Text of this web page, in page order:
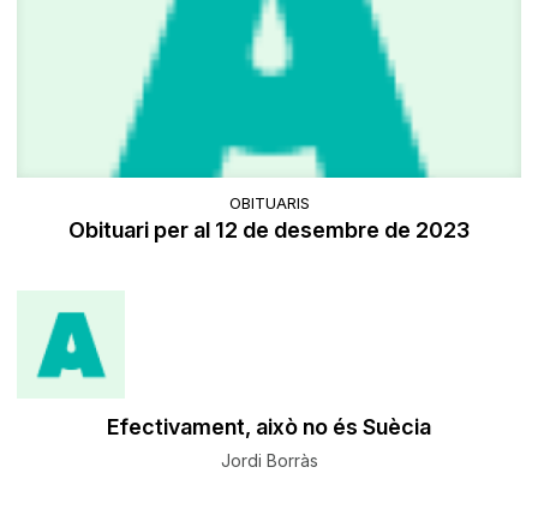
OBITUARIS
Obituari per al 12 de desembre de 2023
Efectivament, això no és Suècia
Jordi Borràs